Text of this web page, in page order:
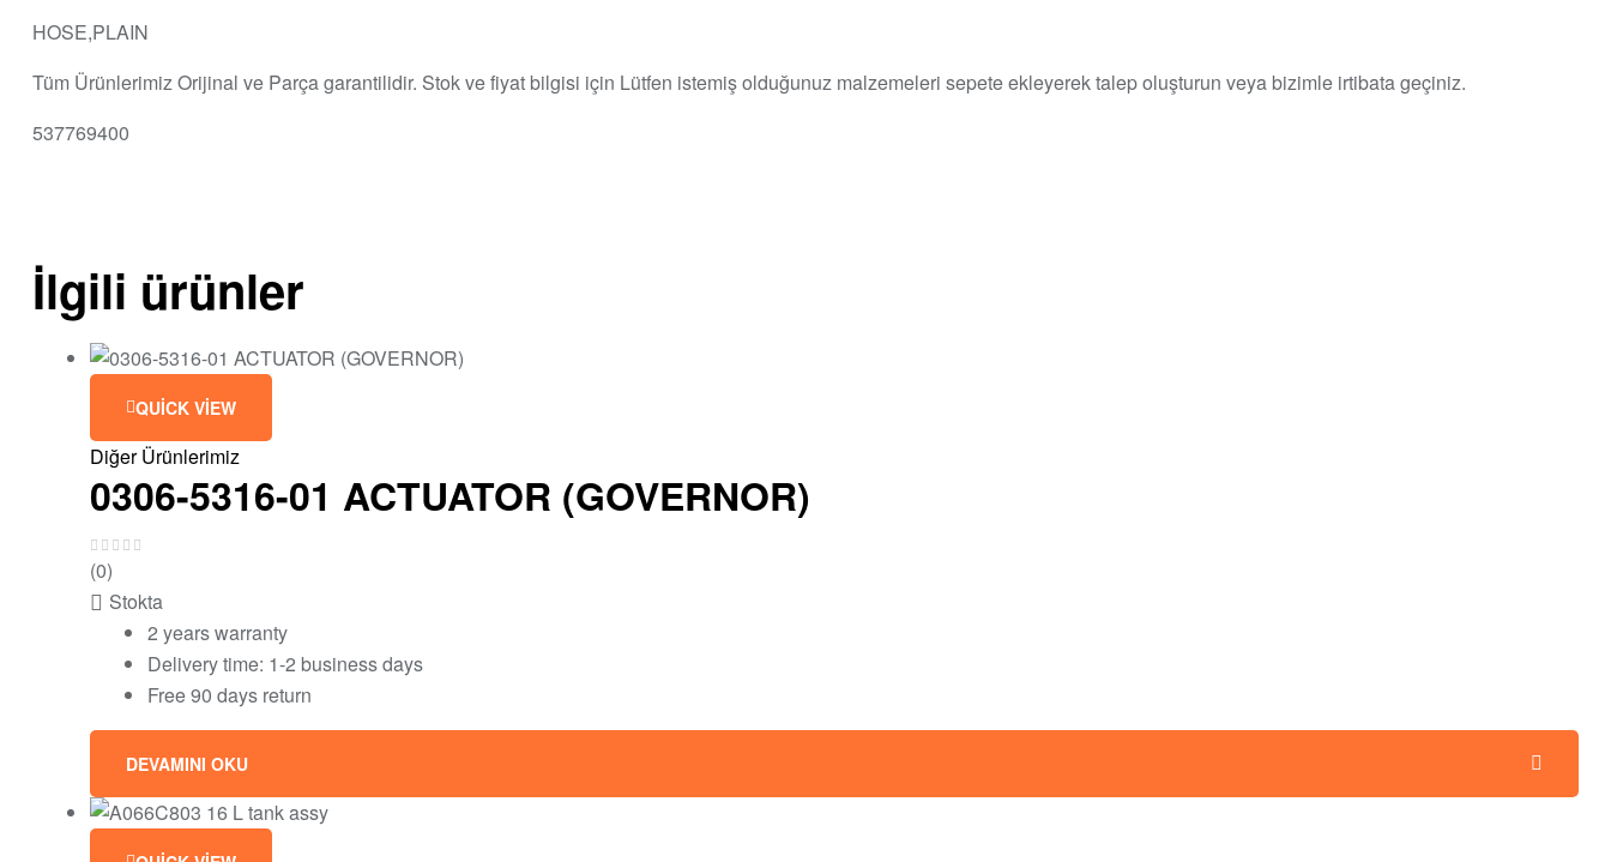
HOSE,PLAIN
Tüm Ürünlerimiz Orijinal ve Parça garantilidir. Stok ve fiyat bilgisi için Lütfen istemiş olduğunuz malzemeleri sepete ekleyerek talep oluşturun veya bizimle irtibata geçiniz.
537769400
İlgili ürünler
QUICK VIEW
Diğer Ürünlerimiz
0306-5316-01 ACTUATOR (GOVERNOR)
(0)
Stokta
2 years warranty
Delivery time: 1-2 business days
Free 90 days return
DEVAMINI OKU